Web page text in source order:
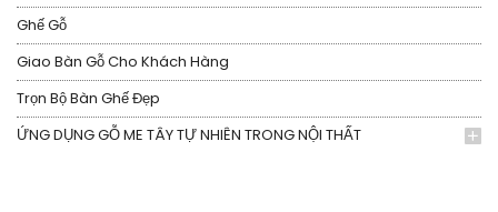
Ghế Gỗ
Giao Bàn Gỗ Cho Khách Hàng
Trọn Bộ Bàn Ghế Đẹp
ỨNG DỤNG GỖ ME TÂY TỰ NHIÊN TRONG NỘI THẤT